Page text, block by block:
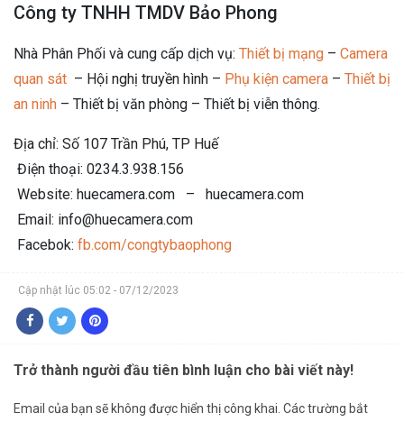
Công ty TNHH TMDV Bảo Phong
Nhà Phân Phối và cung cấp dịch vụ: Thiết bị mạng – Camera
quan sát – Hội nghị truyền hình – Phụ kiện camera – Thiết bị
an ninh – Thiết bị văn phòng – Thiết bị viễn thông.
Địa chỉ: Số 107 Trần Phú, TP Huế
Điện thoại: 0234.3.938.156
Website: huecamera.com – huecamera.com
Email: info@huecamera.com
Facebok: fb.com/congtybaophong
Cập nhật lúc 05:02 - 07/12/2023
Trở thành người đầu tiên bình luận cho bài viết này!
Email của bạn sẽ không được hiển thị công khai. Các trường bắt